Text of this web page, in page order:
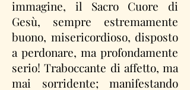
immagine, il Sacro Cuore di
Gesù, sempre estremamente
buono, misericordioso, disposto
a perdonare, ma profondamente
serio! Traboccante di affetto, ma
mai sorridente; manifestando